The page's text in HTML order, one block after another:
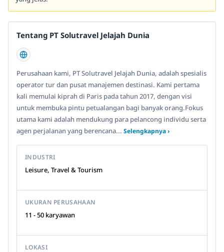
Tentang PT Solutravel Jelajah Dunia
Perusahaan kami, PT Solutravel Jelajah Dunia, adalah spesialis
operator tur dan pusat manajemen destinasi. Kami pertama
kali memulai kiprah di Paris pada tahun 2017, dengan visi
untuk membuka pintu petualangan bagi banyak orang.Fokus
utama kami adalah mendukung para pelancong individu serta
agen perjalanan yang berencana... Selengkapnya ›
INDUSTRI
Leisure, Travel & Tourism
UKURAN PERUSAHAAN
11 - 50 karyawan
LOKASI